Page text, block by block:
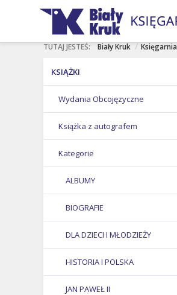
NASI AUTORZY
Karol
Nawrocki
TUTAJ JESTEŚ: Biały Kruk / Księgarnia
KSIĄŻKI
Wydania Obcojęzyczne
Książka z autografem
Kategorie
ALBUMY
BIOGRAFIE
DLA DZIECI I MŁODZIEŻY
HISTORIA I POLSKA
JAN PAWEŁ II